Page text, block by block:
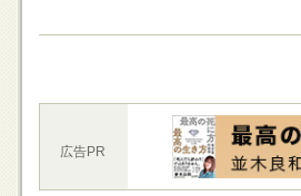
広告PR